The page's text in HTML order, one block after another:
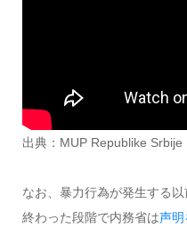
出典：MUP Republike Srbije
なお、暴力行為が発生する
終わった段階で内務省は声明